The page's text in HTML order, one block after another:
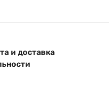
и доставка